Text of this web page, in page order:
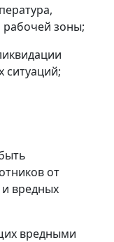
рабочей зоны;
ситуаций;
от
вредных
вредными